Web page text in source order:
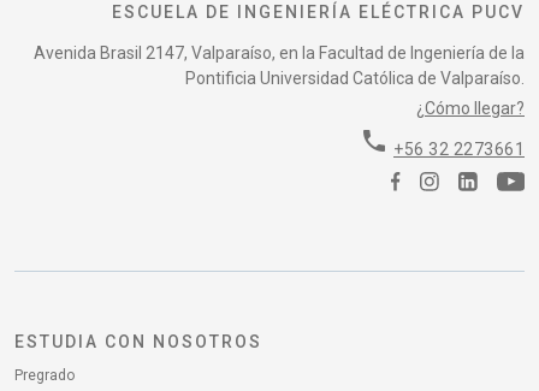
ESCUELA DE INGENIERÍA ELÉCTRICA PUCV
Avenida Brasil 2147, Valparaíso, en la Facultad de Ingeniería de la
Pontificia Universidad Católica de Valparaíso.
¿Cómo llegar?
phone +56 32 2273661
ESTUDIA CON NOSOTROS
Pregrado